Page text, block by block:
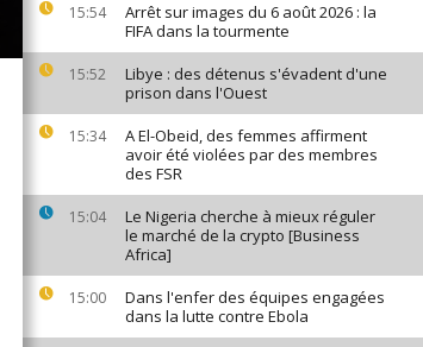
15:54
Arrêt sur images du 6 août 2026 : la
FIFA dans la tourmente
15:52
Libye : des détenus s'évadent d'une
prison dans l'Ouest
15:34
A El-Obeid, des femmes affirment
avoir été violées par des membres
des FSR
15:04
Le Nigeria cherche à mieux réguler
le marché de la crypto [Business
Africa]
15:00
Dans l'enfer des équipes engagées
dans la lutte contre Ebola